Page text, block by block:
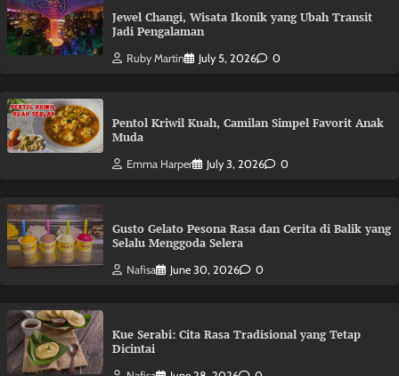
Jewel Changi, Wisata Ikonik yang Ubah Transit
Jadi Pengalaman
Ruby Martin July 5, 2026 0
Pentol Kriwil Kuah, Camilan Simpel Favorit Anak
Muda
Emma Harper July 3, 2026 0
Gusto Gelato Pesona Rasa dan Cerita di Balik yang
Selalu Menggoda Selera
Nafisa June 30, 2026 0
Kue Serabi: Cita Rasa Tradisional yang Tetap
Dicintai